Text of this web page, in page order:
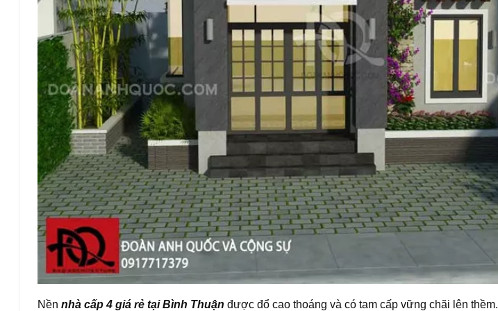
Nền nhà cấp 4 giá rẻ tại Bình Thuận được đổ cao thoáng và có tam cấp vững chãi lên thềm.